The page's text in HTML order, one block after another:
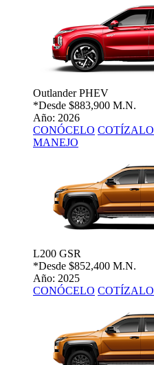
Outlander PHEV
*Desde $883,900 M.N.
Año: 2026
CONÓCELO COTÍZALO
MANEJO
L200 GSR
*Desde $852,400 M.N.
Año: 2025
CONÓCELO COTÍZALO